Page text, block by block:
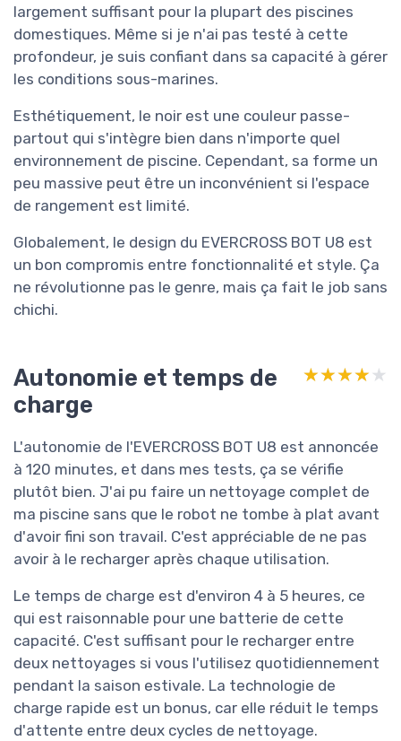
largement suffisant pour la plupart des piscines
domestiques. Même si je n'ai pas testé à cette
profondeur, je suis confiant dans sa capacité à gérer
les conditions sous-marines.
Esthétiquement, le noir est une couleur passe-
partout qui s'intègre bien dans n'importe quel
environnement de piscine. Cependant, sa forme un
peu massive peut être un inconvénient si l'espace
de rangement est limité.
Globalement, le design du EVERCROSS BOT U8 est
un bon compromis entre fonctionnalité et style. Ça
ne révolutionne pas le genre, mais ça fait le job sans
chichi.
Autonomie et temps de
charge
★★★★★
★★★★★
L'autonomie de l'EVERCROSS BOT U8 est annoncée
à 120 minutes, et dans mes tests, ça se vérifie
plutôt bien. J'ai pu faire un nettoyage complet de
ma piscine sans que le robot ne tombe à plat avant
d'avoir fini son travail. C'est appréciable de ne pas
avoir à le recharger après chaque utilisation.
Le temps de charge est d'environ 4 à 5 heures, ce
qui est raisonnable pour une batterie de cette
capacité. C'est suffisant pour le recharger entre
deux nettoyages si vous l'utilisez quotidiennement
pendant la saison estivale. La technologie de
charge rapide est un bonus, car elle réduit le temps
d'attente entre deux cycles de nettoyage.